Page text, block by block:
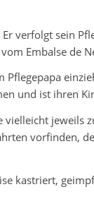
verfolgt sein
Embalse de
und ist ihren
jeweils
vorfinden,
kastriert,